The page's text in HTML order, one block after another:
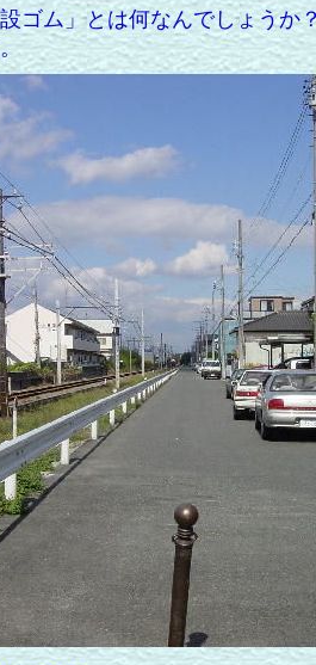
ゴム」とは何なんでしょうか